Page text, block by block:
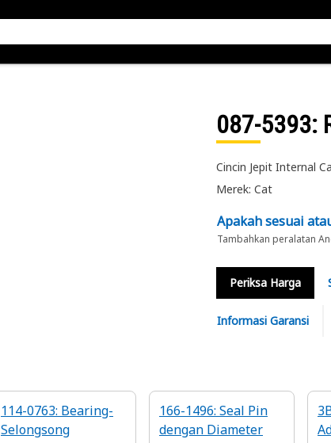
087-5393:
Cincin Jepit Internal
Merek: Cat
Apakah sesuai
Tambahkan peralatan
Periksa Harga
Informasi Garansi
114-0763: Bearing-
Selongsong
166-1496: Seal Pin
dengan Diameter